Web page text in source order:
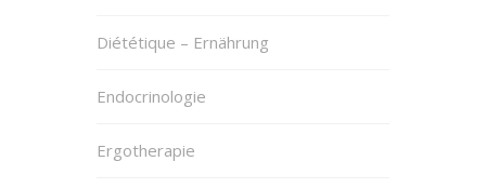
Diététique – Ernährung
Endocrinologie
Ergotherapie